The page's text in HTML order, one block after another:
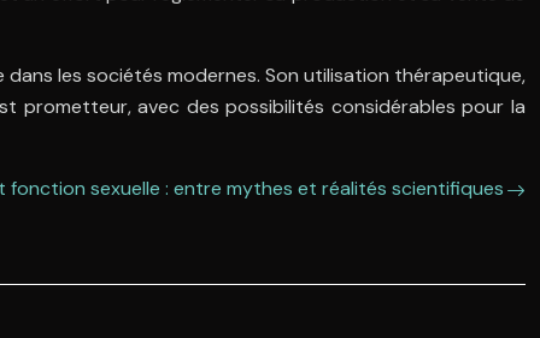
les sociétés modernes. Son utilisation thérapeutique,
prometteur, avec des possibilités considérables pour la
fonction sexuelle : entre mythes et réalités scientifiques